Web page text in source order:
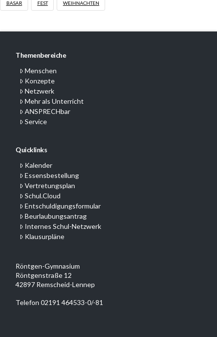
BASAR FEST WEIHNACHTEN
Themenbereiche
Menschen
Konzepte
Netzwerk
Mehr als Unterricht
ANSPRECHbar
Service
Quicklinks
Kalender
Essensbestellung
Vertretungsplan
Schul.Cloud
Entschuldigungsformular
Beurlaubungsantrag
Internes Schul-Netzwerk
Klausurpläne
Röntgen-Gymnasium
Röntgenstraße 12
42897 Remscheid-Lennep
Telefon 02191 464533-0/-81